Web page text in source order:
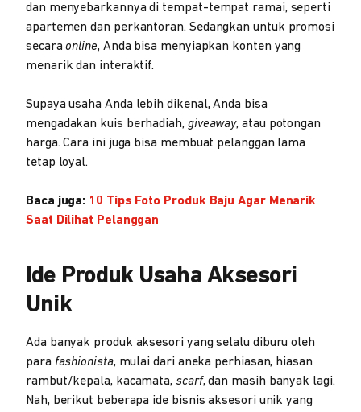
dan menyebarkannya di tempat-tempat ramai, seperti
apartemen dan perkantoran. Sedangkan untuk promosi
secaraonline, Anda bisa menyiapkan konten yang
menarik dan interaktif.
Supaya usaha Anda lebih dikenal, Anda bisa
mengadakan kuis berhadiah, giveaway, atau potongan
harga. Cara ini juga bisa membuat pelanggan lama
tetap loyal.
Baca juga: 10 Tips Foto Produk Baju Agar Menarik
Saat Dilihat Pelanggan
Ide Produk Usaha Aksesori
Unik
Ada banyak produk aksesori yang selalu diburu oleh
para fashionista, mulai dari aneka perhiasan, hiasan
rambut/kepala, kacamata, scarf, dan masih banyak lagi.
Nah, berikut beberapa ide bisnis aksesori unik yang